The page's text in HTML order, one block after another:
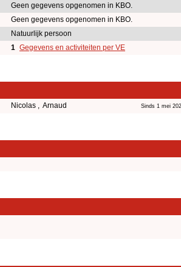
Geen gegevens opgenomen in KBO.
Geen gegevens opgenomen in KBO.
Natuurlijk persoon
1 Gegevens en activiteiten per VE
Nicolas , Arnaud Sinds 1 mei